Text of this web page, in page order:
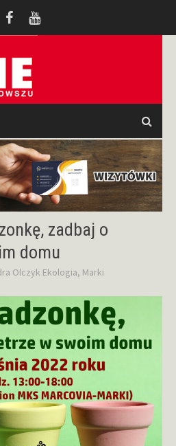
zadbaj o
domu
Olczyk Ekologia, Marki